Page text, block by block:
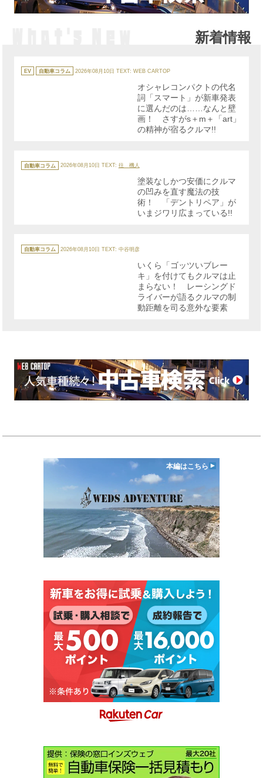
新着情報
テ
ゴ
EV 自動車コラム 2026年08月10日 TEXT: WEB CARTOP
オシャレコンパクトの代名
詞「スマート」が新車発表
に選んだのは……なんと壁
画！ さすがs＋m＋「art」
の精神が宿るクルマ!!
テ
ゴ
自動車コラム 2026年08月10日 TEXT: 往 機人
塗装なしかつ安価にクルマ
の凹みを直す魔法の技
術！ 「デントリペア」が
いまジワリ広まっている!!
テ
ゴ
自動車コラム 2026年08月10日 TEXT: 中谷明彦
いくら「ゴッツいブレー
キ」を付けてもクルマは止
まらない！ レーシングド
ライバーが語るクルマの制
動距離を司る意外な要素
本編はこちら